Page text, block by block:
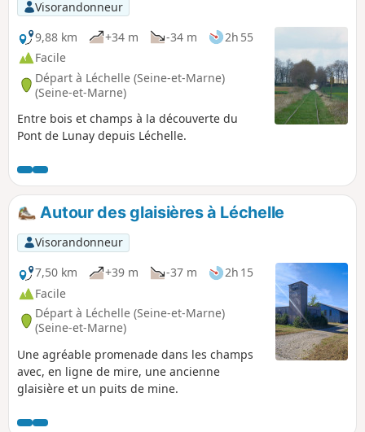
Visorandonneur
9,88 km
+34 m -34 m
2h 55
Facile
Départ à Léchelle (Seine-et-Marne)
(Seine-et-Marne)
Entre bois et champs à la découverte du
Pont de Lunay depuis Léchelle.
Autour des glaisières à Léchelle
Visorandonneur
7,50 km
+39 m -37 m
2h 15
Facile
Départ à Léchelle (Seine-et-Marne)
(Seine-et-Marne)
Une agréable promenade dans les champs
avec, en ligne de mire, une ancienne
glaisière et un puits de mine.